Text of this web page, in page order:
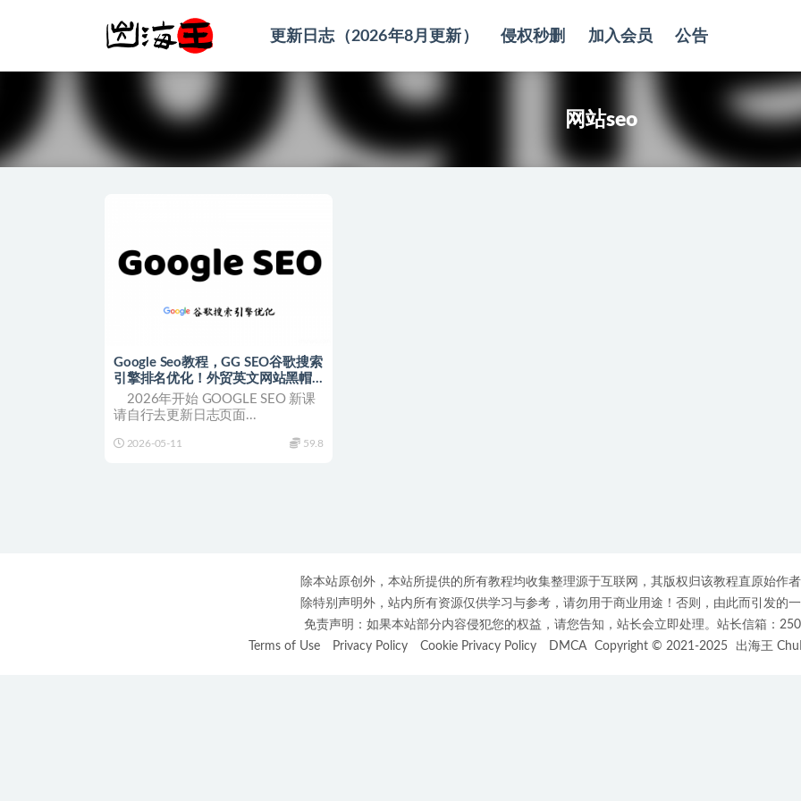
更新日志（2026年8月更新） 侵权秒删 加入会员 公告
网站seo
Google Seo教程，GG SEO谷歌搜索
引擎排名优化！外贸英文网站黑帽
白帽课程
2026年开始 GOOGLE SEO 新课
请自行去更新日志页面...
2026-05-11 59.8
除本站原创外，本站所提供的所有教程均收集整理源于互联网，其版权归该教程直原始作
除特别声明外，站内所有资源仅供学习与参考，请勿用于商业用途！否则，由此而引发的
免责声明：如果本站部分内容侵犯您的权益，请您告知，站长会立即处理。站长信箱：
Terms of Use
Privacy Policy Cookie Privacy Policy DMCA Copyright © 2021-2025 出海王